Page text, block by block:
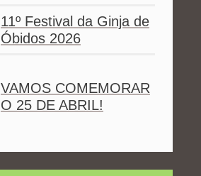
11º Festival da Ginja de
Óbidos 2026
VAMOS COMEMORAR
O 25 DE ABRIL!